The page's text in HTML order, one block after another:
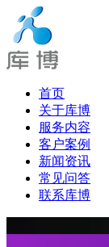
首页
关于库博
服务内容
客户案例
新闻资讯
常见问答
联系库博